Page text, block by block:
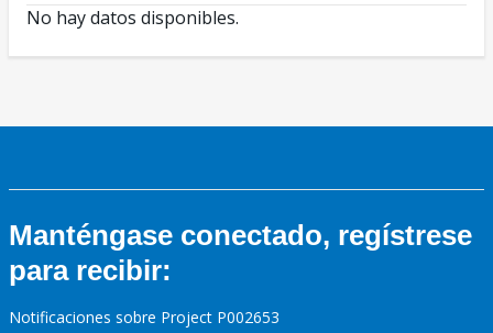
No hay datos disponibles.
Manténgase conectado, regístrese
para recibir:
Notificaciones sobre Project P002653